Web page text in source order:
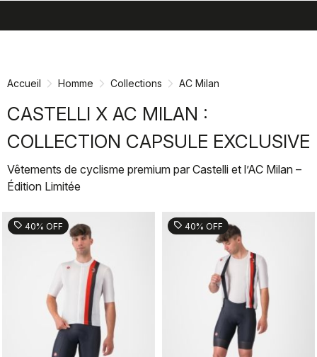
directement
navigation
directement
Accueil Homme Collections AC Milan
CASTELLI X AC MILAN :
COLLECTION CAPSULE EXCLUSIVE
Vêtements de cyclisme premium par Castelli et l’AC Milan –
Édition Limitée
sell 40% OFF sell 40% OFF